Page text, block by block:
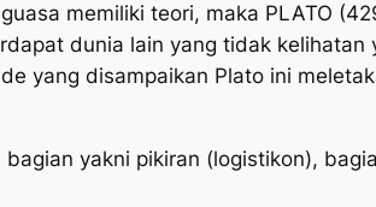
memiliki teori, maka PLATO
dunia lain yang tidak
yang disampaikan Plato ini
yakni pikiran (logistikon),